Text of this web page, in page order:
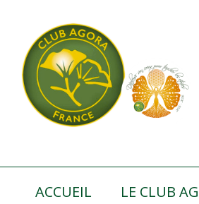
ACCUEIL LE CLUB